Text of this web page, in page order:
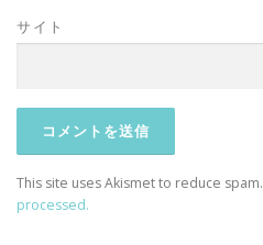
サイト
This site uses Akismet to reduce spam.
processed.